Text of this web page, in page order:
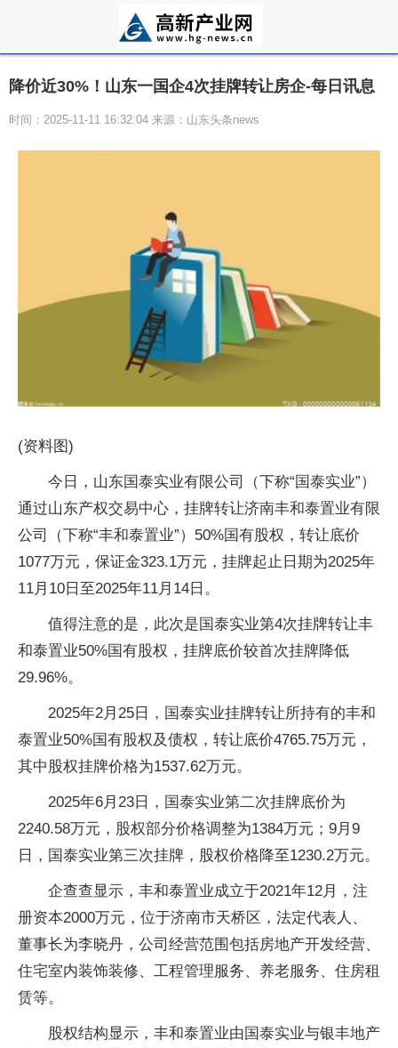
降价近30%！山东一国企4次挂牌转让房企-每日讯息
时间：2025-11-11 16:32:04 来源：山东头条news
(资料图)
今日，山东国泰实业有限公司（下称“国泰实业”）
通过山东产权交易中心，挂牌转让济南丰和泰置业有限
公司（下称“丰和泰置业”）50%国有股权，转让底价
1077万元，保证金323.1万元，挂牌起止日期为2025年
11月10日至2025年11月14日。
值得注意的是，此次是国泰实业第4次挂牌转让丰
和泰置业50%国有股权，挂牌底价较首次挂牌降低
29.96%。
2025年2月25日，国泰实业挂牌转让所持有的丰和
泰置业50%国有股权及债权，转让底价4765.75万元，
其中股权挂牌价格为1537.62万元。
2025年6月23日，国泰实业第二次挂牌底价为
2240.58万元，股权部分价格调整为1384万元；9月9
日，国泰实业第三次挂牌，股权价格降至1230.2万元。
企查查显示，丰和泰置业成立于2021年12月，注
册资本2000万元，位于济南市天桥区，法定代表人、
董事长为李晓丹，公司经营范围包括房地产开发经营、
住宅室内装饰装修、工程管理服务、养老服务、住房租
赁等。
股权结构显示，丰和泰置业由国泰实业与银丰地产